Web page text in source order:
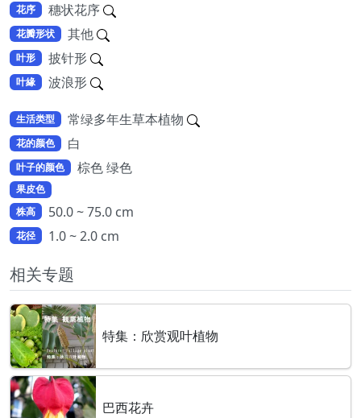
花序 穗状花序
花瓣形状 其他
叶形 披针形
叶緣 波浪形
生活类型 常绿多年生草本植物
花的颜色 白
叶子的颜色 棕色 绿色
果皮色
株高
50.0 ~ 75.0 cm
花径 1.0 ~ 2.0 cm
相关专题
特集：欣赏观叶植物
巴西花卉